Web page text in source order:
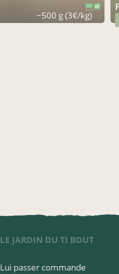
~500 g (3€/kg)
LE JARDIN DU TI BOUT
Lui passer commande